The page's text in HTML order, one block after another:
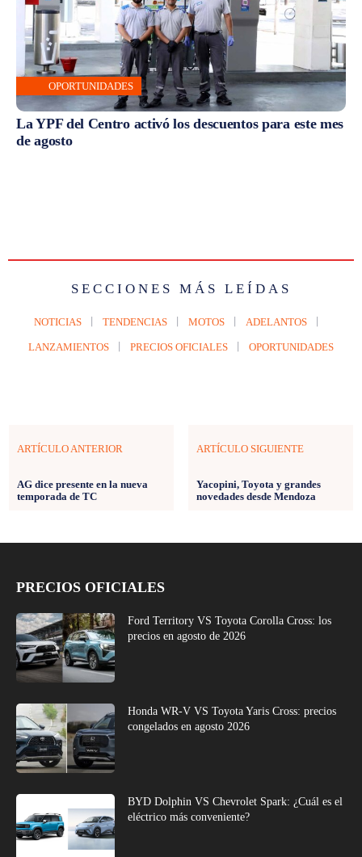
OPORTUNIDADES
La YPF del Centro activó los descuentos para este mes
de agosto
SECCIONES MÁS LEÍDAS
NOTICIAS TENDENCIAS MOTOS ADELANTOS
LANZAMIENTOS PRECIOS OFICIALES OPORTUNIDADES
ARTÍCULO ANTERIOR
AG dice presente en la nueva
temporada de TC
ARTÍCULO SIGUIENTE
Yacopini, Toyota y grandes
novedades desde Mendoza
PRECIOS OFICIALES
Ford Territory VS Toyota Corolla Cross: los
precios en agosto de 2026
Honda WR-V VS Toyota Yaris Cross: precios
congelados en agosto 2026
BYD Dolphin VS Chevrolet Spark: ¿Cuál es el
eléctrico más conveniente?